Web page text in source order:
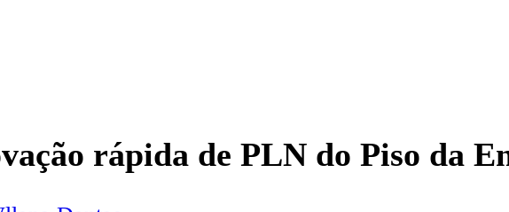
rápida de PLN do Piso da